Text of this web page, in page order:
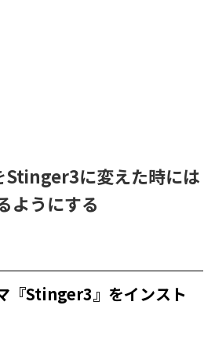
Stinger3に変えた時には
ようにする
『Stinger3』をインスト